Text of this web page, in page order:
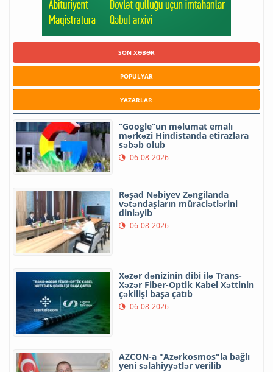
SON XƏBƏR
POPULYAR
YAZARLAR
“Google”un məlumat emalı
mərkəzi Hindistanda etirazlara
səbəb olub
06-08-2026
Rəşad Nəbiyev Zəngilanda
vətəndaşların müraciətlərini
dinləyib
06-08-2026
Xəzər dənizinin dibi ilə Trans-
Xəzər Fiber-Optik Kabel Xəttinin
çəkilişi başa çatıb
06-08-2026
AZCON-a "Azərkosmos"la bağlı
yeni səlahiyyətlər verilib